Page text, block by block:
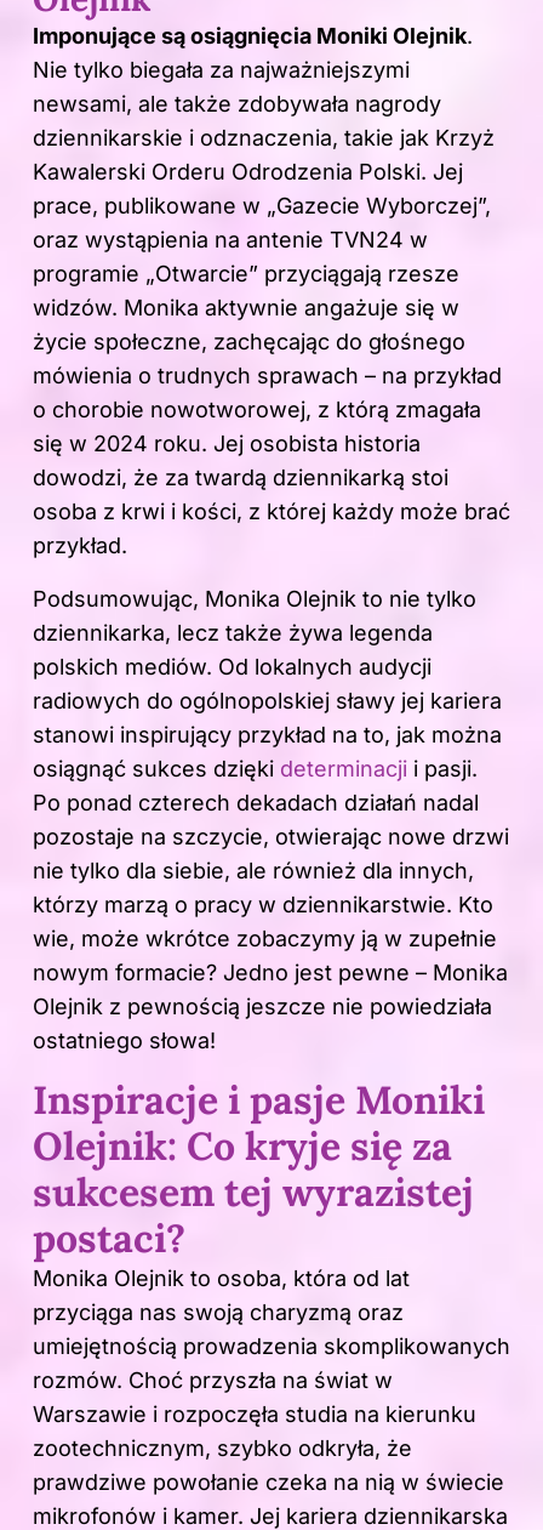
Imponujące są osiągnięcia Moniki Olejnik.
Nie tylko biegała za najważniejszymi
newsami, ale także zdobywała nagrody
dziennikarskie i odznaczenia, takie jak Krzyż
Kawalerski Orderu Odrodzenia Polski. Jej
prace, publikowane w „Gazecie Wyborczej”,
oraz wystąpienia na antenie TVN24 w
programie „Otwarcie” przyciągają rzesze
widzów. Monika aktywnie angażuje się w
życie społeczne, zachęcając do głośnego
mówienia o trudnych sprawach – na przykład
o chorobie nowotworowej, z którą zmagała
się w 2024 roku. Jej osobista historia
dowodzi, że za twardą dziennikarką stoi
osoba z krwi i kości, z której każdy może brać
przykład.
Podsumowując, Monika Olejnik to nie tylko
dziennikarka, lecz także żywa legenda
polskich mediów. Od lokalnych audycji
radiowych do ogólnopolskiej sławy jej kariera
stanowi inspirujący przykład na to, jak można
osiągnąć sukces dzięki determinacji i pasji.
Po ponad czterech dekadach działań nadal
pozostaje na szczycie, otwierając nowe drzwi
nie tylko dla siebie, ale również dla innych,
którzy marzą o pracy w dziennikarstwie. Kto
wie, może wkrótce zobaczymy ją w zupełnie
nowym formacie? Jedno jest pewne – Monika
Olejnik z pewnością jeszcze nie powiedziała
ostatniego słowa!
Inspiracje i pasje Moniki
Olejnik: Co kryje się za
sukcesem tej wyrazistej
postaci?
Monika Olejnik to osoba, która od lat
przyciąga nas swoją charyzmą oraz
umiejętnością prowadzenia skomplikowanych
rozmów. Choć przyszła na świat w
Warszawie i rozpoczęła studia na kierunku
zootechnicznym, szybko odkryła, że
prawdziwe powołanie czeka na nią w świecie
mikrofonów i kamer. Jej kariera dziennikarska